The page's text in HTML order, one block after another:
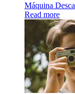
Máquina
Read more